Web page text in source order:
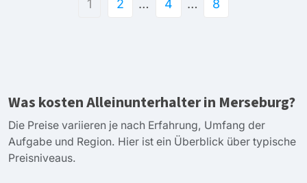
1 2 … 4 … 8
Was kosten Alleinunterhalter in Merseburg?
Die Preise variieren je nach Erfahrung, Umfang der
Aufgabe und Region. Hier ist ein Überblick über typische
Preisniveaus.